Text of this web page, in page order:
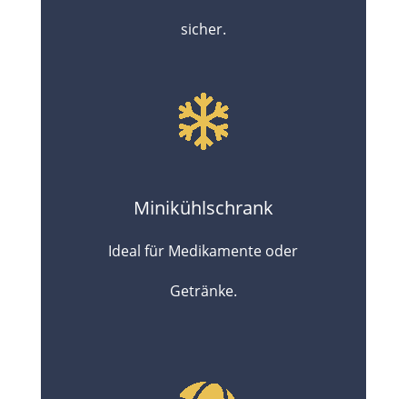
sicher.
Minikühlschrank
Ideal für Medikamente oder
Getränke.